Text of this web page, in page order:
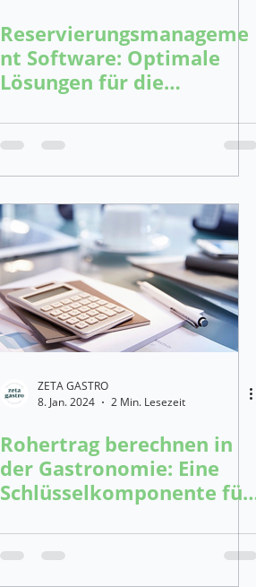
Reservierungsmanageme
nt Software: Optimale
Lösungen für die
ZETA GASTRO
8. Jan. 2024
2 Min. Lesezeit
Rohertrag berechnen in
der Gastronomie: Eine
Schlüsselkomponente für